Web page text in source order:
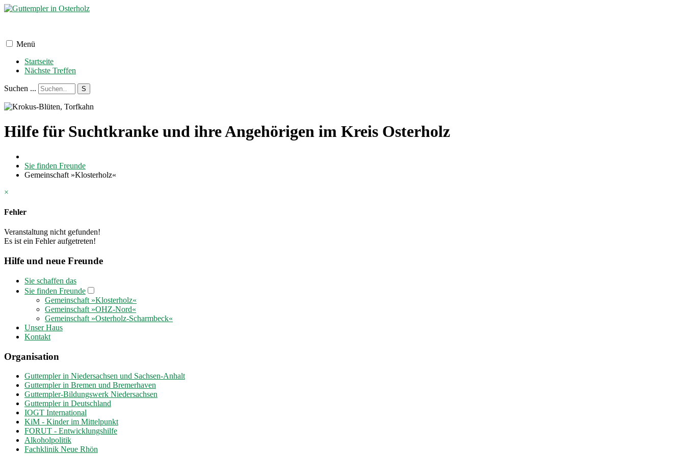
Menü
Startseite
Nächste Treffen
Suchen ... S
Hilfe für Suchtkranke und ihre Angehörigen im Kreis Osterholz
Sie finden Freunde
Gemeinschaft »Klosterholz«
×
Fehler
Veranstaltung nicht gefunden!
Es ist ein Fehler aufgetreten!
Hilfe und neue Freunde
Sie schaffen das
Sie finden Freunde
Gemeinschaft »Klosterholz«
Gemeinschaft »OHZ-Nord«
Gemeinschaft »Osterholz-Scharmbeck«
Unser Haus
Kontakt
Organisation
Guttempler in Niedersachsen und Sachsen-Anhalt
Guttempler in Bremen und Bremerhaven
Guttempler-Bildungswerk Niedersachsen
Guttempler in Deutschland
IOGT International
KiM - Kinder im Mittelpunkt
FORUT - Entwicklungshilfe
Alkoholpolitik
Fachklinik Neue Rhön